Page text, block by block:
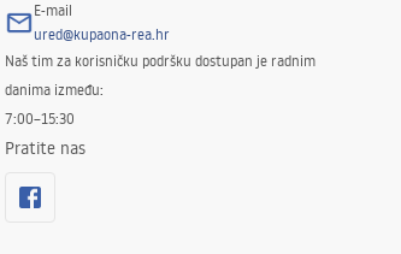
E-mail
ured@kupaona-rea.hr
Naš tim za korisničku podršku dostupan je radnim
danima između:
7:00–15:30
Pratite nas